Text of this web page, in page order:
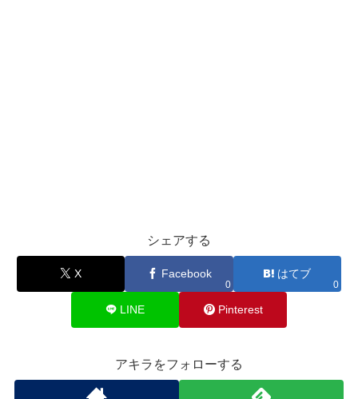
シェアする
X Facebook
0
はてブ
0
LINE Pinterest
アキラをフォローする